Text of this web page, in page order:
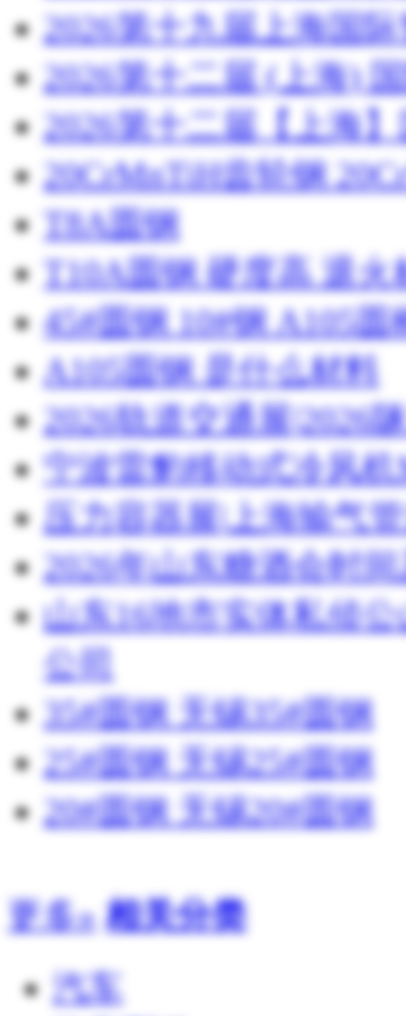
2026第十九届上海国
2026第十二届 (上海)
2026第十二届【上海
20CrMnTiH齿轮钢
T8A圆钢
T10A圆钢 硬度高 退火
45#圆钢 10#钢 A105圆
A105圆钢 是什么材料
2026轨道交通展|2026
宁波雷豹移动式冷风
压力容器展|上海输气
2026年山东糖酒会时
山东16地市实体私侦
公司
35#圆钢 无锡35#圆钢
25#圆钢 无锡25#圆钢
20#圆钢 无锡20#圆钢
更多» 相关分类
汽车